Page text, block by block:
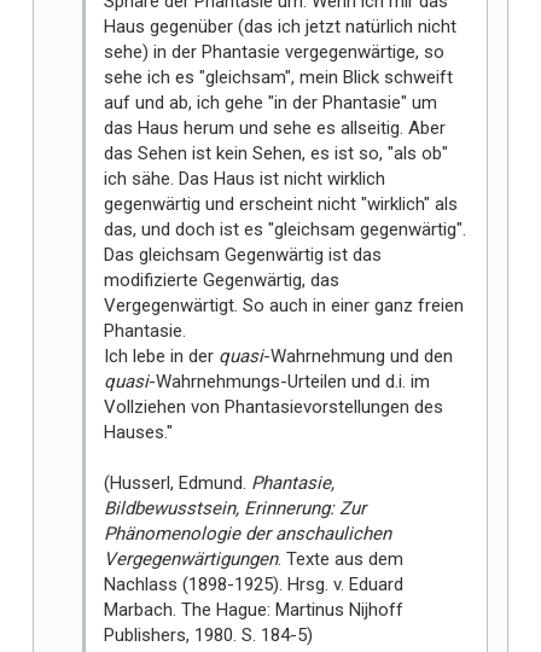
Haus gegenüber (das ich jetzt natürlich nicht
sehe) in der Phantasie vergegenwärtige, so
sehe ich es "gleichsam", mein Blick schweift
auf und ab, ich gehe "in der Phantasie" um
das Haus herum und sehe es allseitig. Aber
das Sehen ist kein Sehen, es ist so, "als ob"
ich sähe. Das Haus ist nicht wirklich
gegenwärtig und erscheint nicht "wirklich" als
das, und doch ist es "gleichsam gegenwärtig".
Das gleichsam Gegenwärtig ist das
modifizierte Gegenwärtig, das
Vergegenwärtigt. So auch in einer ganz freien
Phantasie.
Ich lebe in der quasi-Wahrnehmung und den
quasi-Wahrnehmungs-Urteilen und d.i. im
Vollziehen von Phantasievorstellungen des
Hauses."
(Husserl, Edmund. Phantasie,
Bildbewusstsein, Erinnerung: Zur
Phänomenologie der anschaulichen
Vergegenwärtigungen. Texte aus dem
Nachlass (1898-1925). Hrsg. v. Eduard
Marbach. The Hague: Martinus Nijhoff
Publishers, 1980. S. 184-5)